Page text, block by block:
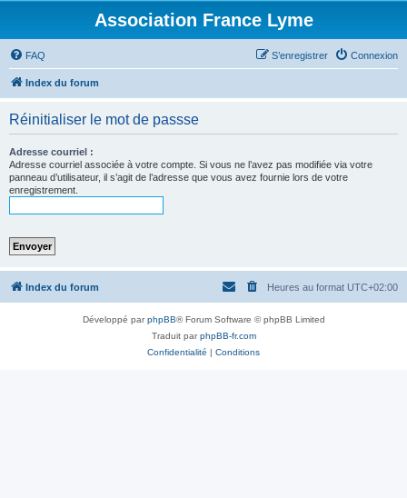
Association France Lyme
FAQ Connexion
S’enregistrer
Index du forum
Réinitialiser le mot de passse
Adresse courriel :
Adresse courriel associée à votre compte. Si vous ne l’avez pas modifiée via votre
panneau d’utilisateur, il s’agit de l’adresse que vous avez fournie lors de votre
enregistrement.
Index du forum Heures au format UTC+02:00
Développé parphpBB® Forum Software © phpBB Limited
Traduit parphpBB-fr.com
Confidentialité | Conditions